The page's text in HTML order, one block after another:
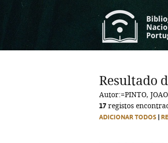
Resultado
Autor:=PINTO,
17 registos
ADICIONAR TODOS